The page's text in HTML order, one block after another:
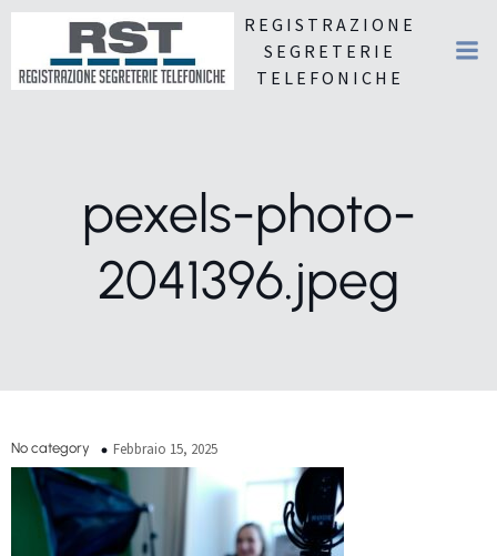
REGISTRAZIONE
SEGRETERIE
TELEFONICHE
pexels-photo-
2041396.jpeg
No category Febbraio 15, 2025